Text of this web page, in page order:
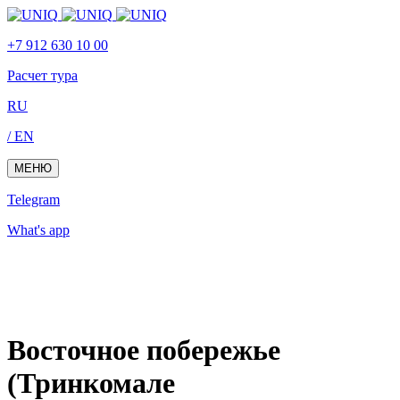
Skip
Skip
primary
Skip
content
+7 912 630 10 00
Расчет тура
RU
/ EN
МЕНЮ
Telegram
What's app
Восточное побережье
(Тринкомале